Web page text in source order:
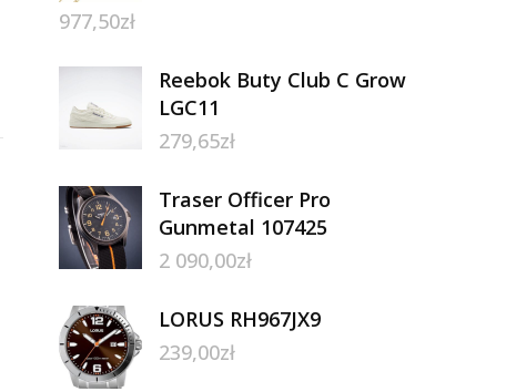
977,50zł
Reebok Buty Club C Grow
LGC11
279,65zł
Traser Officer Pro
Gunmetal 107425
2 090,00zł
LORUS RH967JX9
239,00zł